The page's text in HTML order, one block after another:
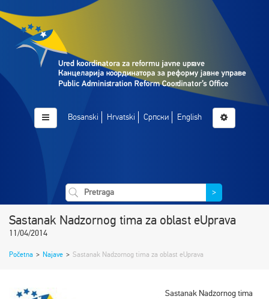
Bosanski Hrvatski Српски English
>
Sastanak Nadzornog tima za oblast eUprava
11/04/2014
Početna > Najave > Sastanak Nadzornog tima za oblast eUprava
Sastanak Nadzornog tima